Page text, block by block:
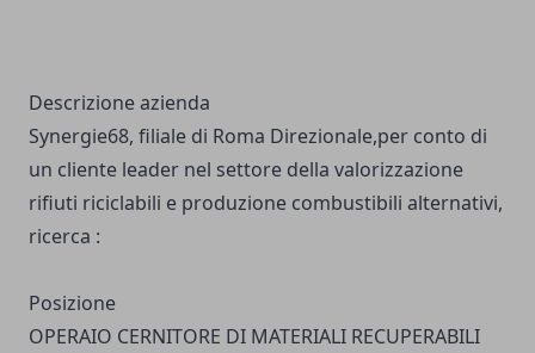
Descrizione azienda
Synergie68, filiale di Roma Direzionale,per conto di
un cliente leader nel settore della valorizzazione
rifiuti riciclabili e produzione combustibili alternativi,
ricerca :
Posizione
OPERAIO CERNITORE DI MATERIALI RECUPERABILI